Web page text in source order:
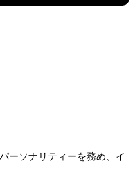
ーソナリティーを務め、イ